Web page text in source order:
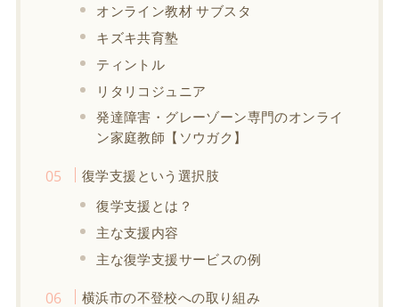
オンライン教材 サブスタ
キズキ共育塾
ティントル
リタリコジュニア
発達障害・グレーゾーン専門のオンライ
ン家庭教師【ソウガク】
復学支援という選択肢
復学支援とは？
主な支援内容
主な復学支援サービスの例
横浜市の不登校への取り組み